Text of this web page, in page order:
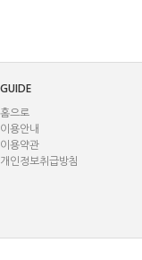
GUIDE
홈으로
이용안내
이용약관
개인정보취급방침